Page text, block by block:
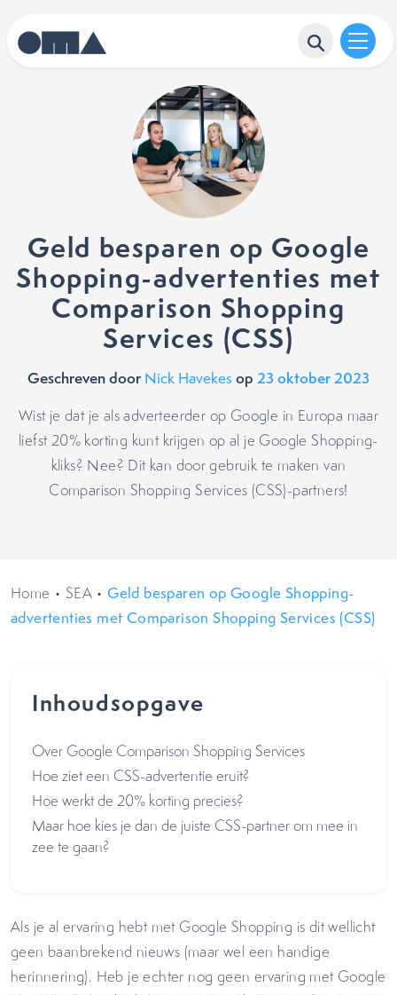
Geld besparen op Google
Shopping-advertenties met
Comparison Shopping
Services (CSS)
Geschreven door Nick Havekes op 23 oktober 2023
Wist je dat je als adverteerder op Google in Europa maar
liefst 20% korting kunt krijgen op al je Google Shopping-
kliks? Nee? Dit kan door gebruik te maken van
Comparison Shopping Services (CSS)-partners!
Home • SEA •Geld besparen op Google Shopping-
advertenties met Comparison Shopping Services (CSS)
Inhoudsopgave
Over Google Comparison Shopping Services
Hoe ziet een CSS-advertentie eruit?
Hoe werkt de 20% korting precies?
Maar hoe kies je dan de juiste CSS-partner om mee in
zee te gaan?
Als je al ervaring hebt met Google Shopping is dit wellicht
geen baanbrekend nieuws (maar wel een handige
herinnering). Heb je echter nog geen ervaring met Google